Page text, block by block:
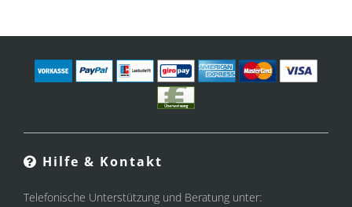
Hilfe & Kontakt
Telefonische Unterstützung und Beratung unter: